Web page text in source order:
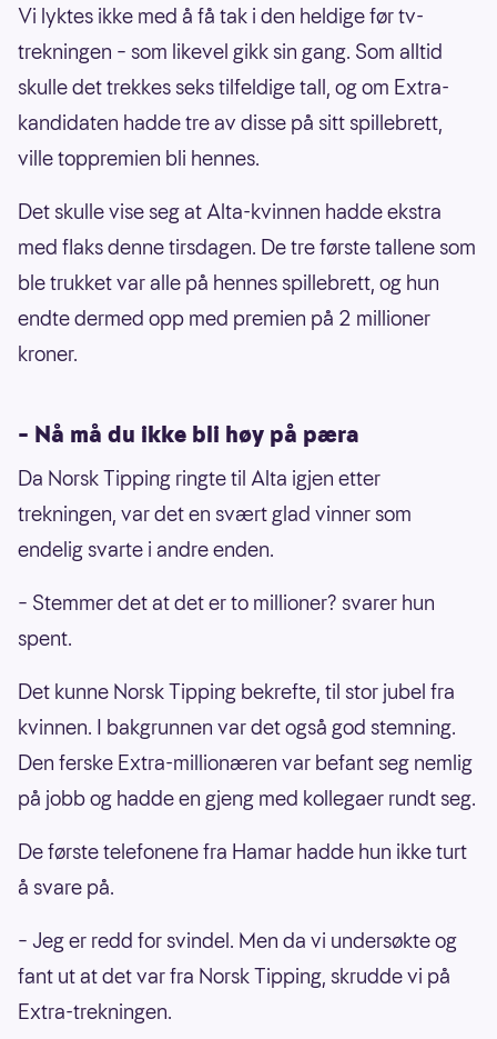
Vi lyktes ikke med å få tak i den heldige før tv-
trekningen – som likevel gikk sin gang. Som alltid
skulle det trekkes seks tilfeldige tall, og om Extra-
kandidaten hadde tre av disse på sitt spillebrett,
ville toppremien bli hennes.
Det skulle vise seg at Alta-kvinnen hadde ekstra
med flaks denne tirsdagen. De tre første tallene som
ble trukket var alle på hennes spillebrett, og hun
endte dermed opp med premien på 2 millioner
kroner.
– Nå må du ikke bli høy på pæra
Da Norsk Tipping ringte til Alta igjen etter
trekningen, var det en svært glad vinner som
endelig svarte i andre enden.
– Stemmer det at det er to millioner? svarer hun
spent.
Det kunne Norsk Tipping bekrefte, til stor jubel fra
kvinnen. I bakgrunnen var det også god stemning.
Den ferske Extra-millionæren var befant seg nemlig
på jobb og hadde en gjeng med kollegaer rundt seg.
De første telefonene fra Hamar hadde hun ikke turt
å svare på.
– Jeg er redd for svindel. Men da vi undersøkte og
fant ut at det var fra Norsk Tipping, skrudde vi på
Extra-trekningen.